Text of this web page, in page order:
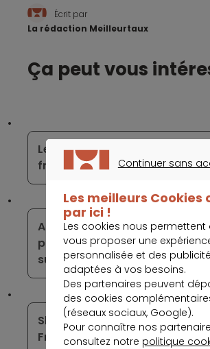
Écrit par
La rédaction Meilleurtaux
Ça peut vous
Le projet de l’euro numérique
franchit une nouvelle étape
Assurance voyage : les
proposées par ma carte
suffisent-elles ?
Shopify Payments débarque en
France
Continuer sans
Les meilleurs Cookies
par ici !
Les cookies nous permettent
vous proposer une
personnalisée et des
adaptées à vos besoins.
Des partenaires peuvent
des cookies
(réseaux sociaux, Google).
Pour connaître nos
consultez notre politique